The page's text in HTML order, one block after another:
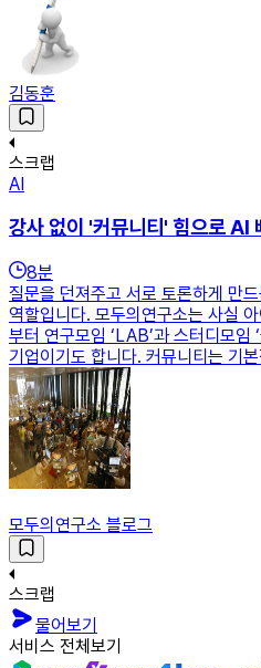
김동훈
스크랩
AI
강사 없이 '커뮤니티' 힘으로 AI
8분
질문을 던져주고 서로 토론하게 만
역할입니다. 모두의연구소는 사실
부터 연구모임 ‘LAB’과 스터디모임
기업이기도 합니다. 커뮤니티는 기
모두의연구소 블로그
스크랩
물어보기
서비스 전체보기